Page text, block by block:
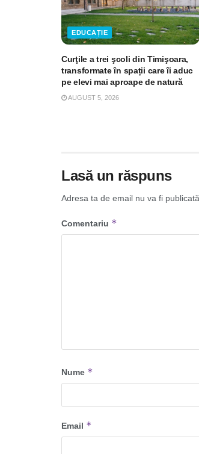
EDUCAȚIE
Curţile a trei şcoli din Timişoara,
transformate în spații care îi aduc
pe elevi mai aproape de natură
AUGUST 5, 2026
Lasă un răspuns
Adresa ta de email nu va fi publicată.
Comentariu *
Nume *
Email *